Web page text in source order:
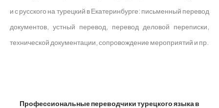
и с русского на турецкий в Екатеринбурге: письменный перевод
документов, устный перевод, перевод деловой переписки,
технической документации, сопровождение мероприятий и пр.
Профессиональные переводчики турецкого языка в